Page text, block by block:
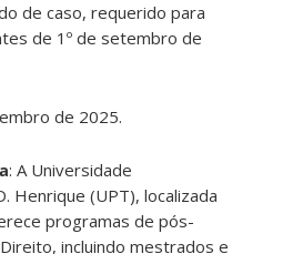
de caso, requerido para
de 1º de setembro de
de 2025.
: ​A Universidade
Henrique (UPT), localizada
programas de pós-
incluindo mestrados e